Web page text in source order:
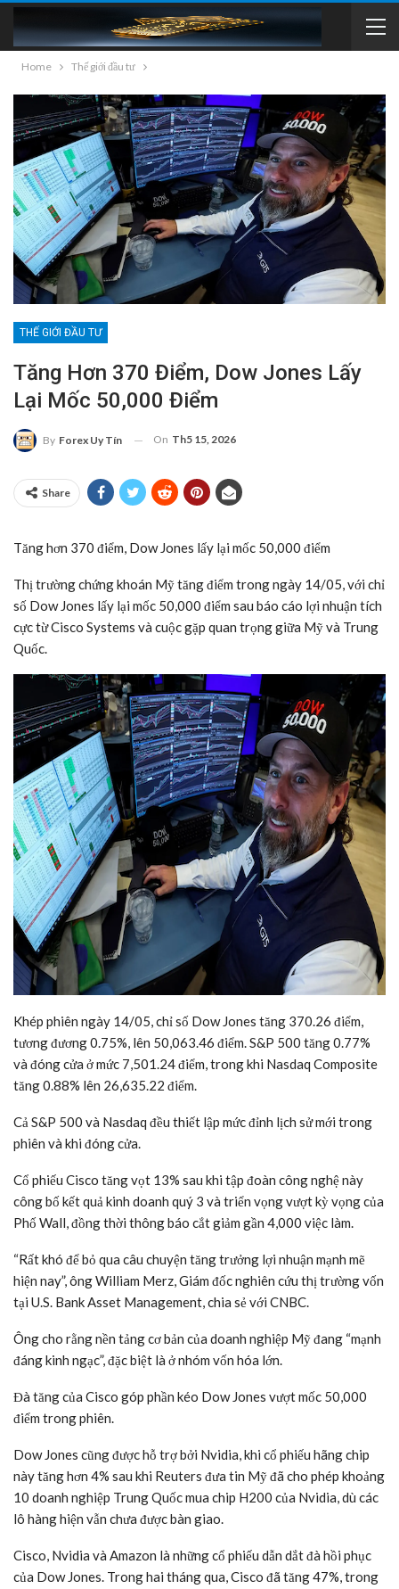
Home Thế giới đầu tư
THẾ GIỚI ĐẦU TƯ
Tăng Hơn 370 Điểm, Dow Jones Lấy
Lại Mốc 50,000 Điểm
By Forex Uy Tín On Th5 15, 2026
Share
Tăng hơn 370 điểm, Dow Jones lấy lại mốc 50,000 điểm
Thị trường chứng khoán Mỹ tăng điểm trong ngày 14/05, với chỉ
số Dow Jones lấy lại mốc 50,000 điểm sau báo cáo lợi nhuận tích
cực từ Cisco Systems và cuộc gặp quan trọng giữa Mỹ và Trung
Quốc.
Khép phiên ngày 14/05, chỉ số Dow Jones tăng 370.26 điểm,
tương đương 0.75%, lên 50,063.46 điểm. S&P 500 tăng 0.77%
và đóng cửa ở mức 7,501.24 điểm, trong khi Nasdaq Composite
tăng 0.88% lên 26,635.22 điểm.
Cả S&P 500 và Nasdaq đều thiết lập mức đỉnh lịch sử mới trong
phiên và khi đóng cửa.
Cổ phiếu Cisco tăng vọt 13% sau khi tập đoàn công nghệ này
công bố kết quả kinh doanh quý 3 và triển vọng vượt kỳ vọng của
Phố Wall, đồng thời thông báo cắt giảm gần 4,000 việc làm.
“Rất khó để bỏ qua câu chuyện tăng trưởng lợi nhuận mạnh mẽ
hiện nay”, ông William Merz, Giám đốc nghiên cứu thị trường vốn
tại U.S. Bank Asset Management, chia sẻ với CNBC.
Ông cho rằng nền tảng cơ bản của doanh nghiệp Mỹ đang “mạnh
đáng kinh ngạc”, đặc biệt là ở nhóm vốn hóa lớn.
Đà tăng của Cisco góp phần kéo Dow Jones vượt mốc 50,000
điểm trong phiên.
Dow Jones cũng được hỗ trợ bởi Nvidia, khi cổ phiếu hãng chip
này tăng hơn 4% sau khi Reuters đưa tin Mỹ đã cho phép khoảng
10 doanh nghiệp Trung Quốc mua chip H200 của Nvidia, dù các
lô hàng hiện vẫn chưa được bàn giao.
Cisco, Nvidia và Amazon là những cổ phiếu dẫn dắt đà hồi phục
của Dow Jones. Trong hai tháng qua, Cisco đã tăng 47%, trong